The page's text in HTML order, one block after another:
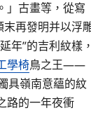
」古畫等，從寫
末再發明并以浮
年”的吉利紋樣
學椅鳥之王——
具嶺南意蘊的紋
路的一年夜衝